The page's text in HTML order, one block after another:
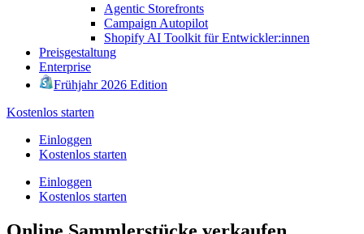
Agentic Storefronts
Campaign Autopilot
Shopify AI Toolkit für Entwickler:innen
Preisgestaltung
Enterprise
Frühjahr 2026 Edition
Kostenlos starten
Einloggen
Kostenlos starten
Einloggen
Kostenlos starten